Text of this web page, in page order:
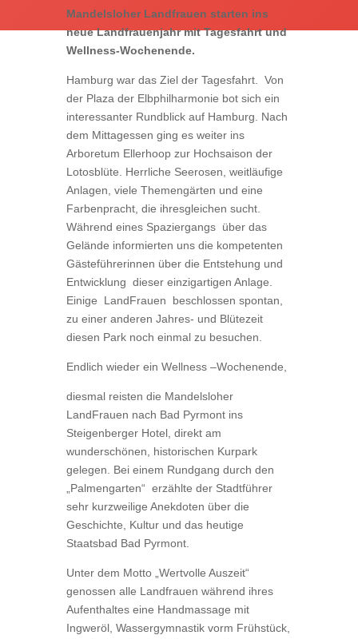
Mandelsloher Landfrauen starten ins
neue Landfrauenjahr mit Tagesfahrt und
Wellness-Wochenende.
Hamburg war das Ziel der Tagesfahrt. Von
der Plaza der Elbphilharmonie bot sich ein
interessanter Rundblick auf Hamburg. Nach
dem Mittagessen ging es weiter ins
Arboretum Ellerhoop zur Hochsaison der
Lotosblüte. Herrliche Seerosen, weitläufige
Anlagen, viele Themengärten und eine
Farbenpracht, die ihresgleichen sucht.
Während eines Spaziergangs über das
Gelände informierten uns die kompetenten
Gästeführerinnen über die Entstehung und
Entwicklung dieser einzigartigen Anlage.
Einige LandFrauen beschlossen spontan,
zu einer anderen Jahres- und Blütezeit
diesen Park noch einmal zu besuchen.
Endlich wieder ein Wellness –Wochenende,
diesmal reisten die Mandelsloher
LandFrauen nach Bad Pyrmont ins
Steigenberger Hotel, direkt am
wunderschönen, historischen Kurpark
gelegen. Bei einem Rundgang durch den
„Palmengarten“ erzählte der Stadtführer
sehr kurzweilige Anekdoten über die
Geschichte, Kultur und das heutige
Staatsbad Bad Pyrmont.
Unter dem Motto „Wertvolle Auszeit“
genossen alle Landfrauen während ihres
Aufenthaltes eine Handmassage mit
Ingweröl, Wassergymnastik vorm Frühstück,